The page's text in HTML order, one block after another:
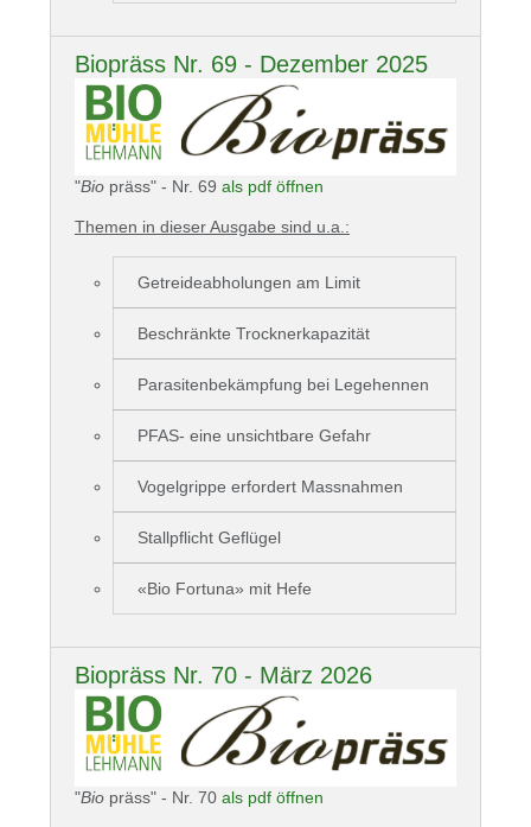
Biopräss Nr. 69 - Dezember 2025
"Bio präss" - Nr. 69 als pdf öffnen
Themen in dieser Ausgabe sind u.a.:
Getreideabholungen am Limit
Beschränkte Trocknerkapazität
Parasitenbekämpfung bei Legehennen
PFAS- eine unsichtbare Gefahr
Vogelgrippe erfordert Massnahmen
Stallpflicht Geflügel
«Bio Fortuna» mit Hefe
Biopräss Nr. 70 - März 2026
"Bio präss" - Nr. 70 als pdf öffnen